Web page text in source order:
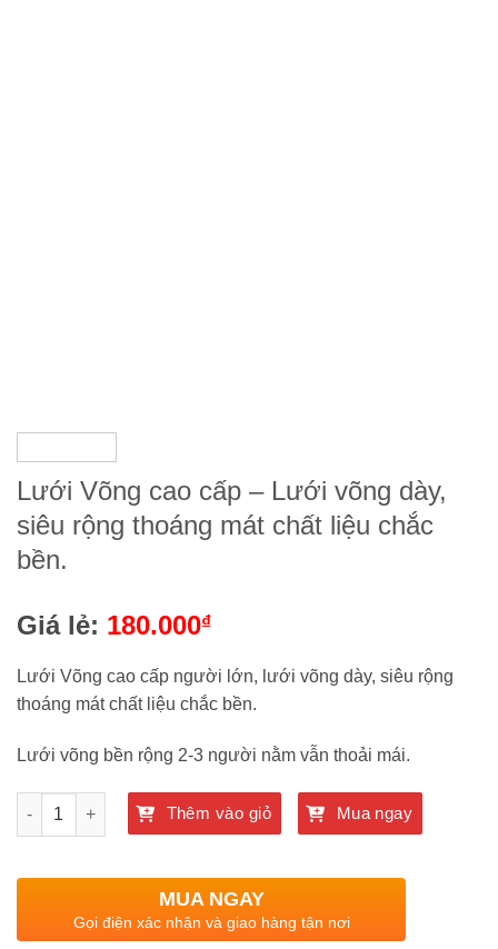
Lưới Võng cao cấp – Lưới võng dày,
siêu rộng thoáng mát chất liệu chắc
bền.
Giá lẻ: 180.000₫
Lưới Võng cao cấp người lớn, lưới võng dày, siêu rộng
thoáng mát chất liệu chắc bền.
Lưới võng bền rộng 2-3 người nằm vẫn thoải mái.
Quantity Thêm vào giỏ Mua ngay
MUA NGAY
Gọi điện xác nhận và giao hàng tận nơi